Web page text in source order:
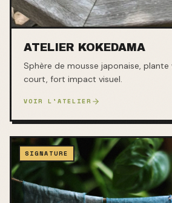
ATELIER KOKEDAMA
Sphère de mousse japonaise, plante
court, fort impact visuel.
VOIR L'ATELIER
SIGNATURE